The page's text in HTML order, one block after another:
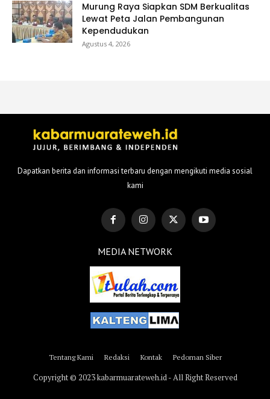
Murung Raya Siapkan SDM Berkualitas
Lewat Peta Jalan Pembangunan
Kependudukan
Agustus 4, 2026
Dapatkan berita dan informasi terbaru dengan mengikuti media sosial
kami
MEDIA NETWORK
Tentang Kami Redaksi Kontak Pedoman Siber
Copyright © 2023 kabarmuarateweh.id - All Right Reserved